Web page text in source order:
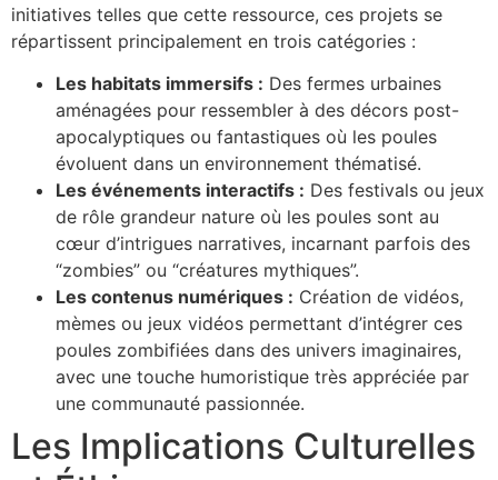
initiatives telles que cette ressource, ces projets se
répartissent principalement en trois catégories :
Les habitats immersifs : Des fermes urbaines
aménagées pour ressembler à des décors post-
apocalyptiques ou fantastiques où les poules
évoluent dans un environnement thématisé.
Les événements interactifs : Des festivals ou jeux
de rôle grandeur nature où les poules sont au
cœur d’intrigues narratives, incarnant parfois des
“zombies” ou “créatures mythiques”.
Les contenus numériques : Création de vidéos,
mèmes ou jeux vidéos permettant d’intégrer ces
poules zombifiées dans des univers imaginaires,
avec une touche humoristique très appréciée par
une communauté passionnée.
Les Implications Culturelles